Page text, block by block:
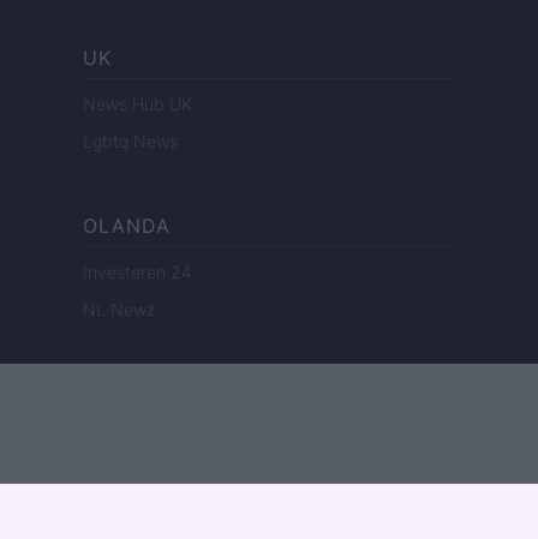
UK
News Hub UK
Lgbtq News
OLANDA
Investeren 24
NL Newz